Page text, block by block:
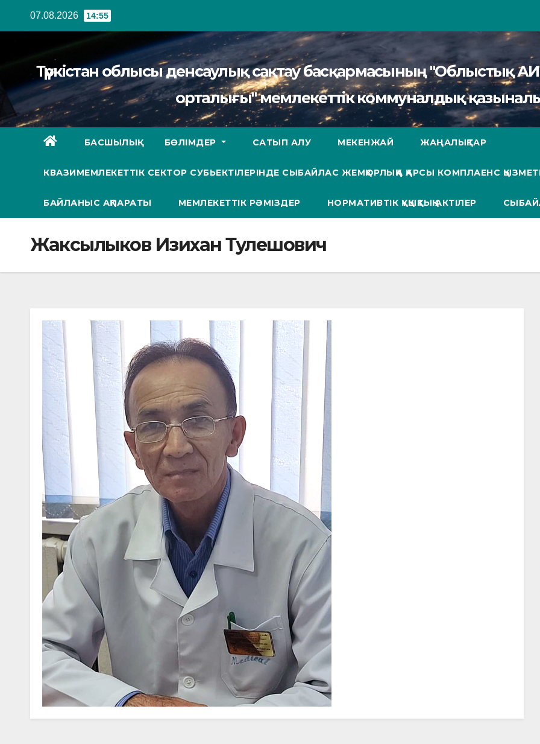
07.08.2026 14:55
Түркістан облысы денсаулық сақтау басқармасының "Облыстық
орталығы" мемлекеттік коммуналдық
БАСШЫЛЫҚ БӨЛІМДЕР САТЫП АЛУ МЕКЕНЖАЙ ЖАҢАЛЫҚТАР
КВАЗИМЕМЛЕКЕТТІК СЕКТОР СУБЬЕКТІЛЕРІНДЕ СЫБАЙЛАС ЖЕМҚОРЛЫҚҚА ҚАРСЫ КОМПЛАЕНС
БАЙЛАНЫС АҚПАРАТЫ МЕМЛЕКЕТТІК РӘМІЗДЕР НОРМАТИВТІК ҚҰҚЫҚТЫҚ АКТІЛЕР
Жаксылыков Изихан Тулешович